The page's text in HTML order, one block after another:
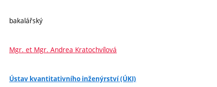
bakalářský
Mgr. et Mgr. Andrea Kratochvílová
Ústav kvantitativního inženýrství (ÚKI)